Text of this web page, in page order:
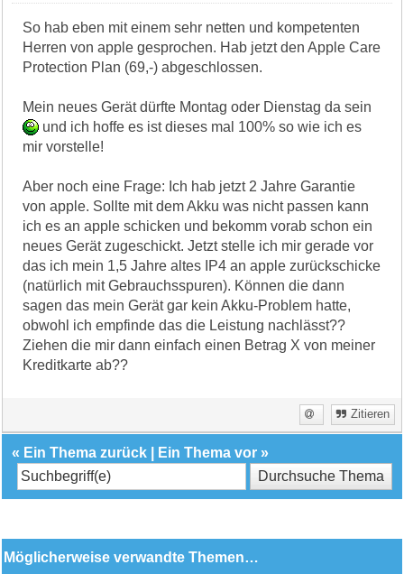
So hab eben mit einem sehr netten und kompetenten
Herren von apple gesprochen. Hab jetzt den Apple Care
Protection Plan (69,-) abgeschlossen.
Mein neues Gerät dürfte Montag oder Dienstag da sein
und ich hoffe es ist dieses mal 100% so wie ich es
mir vorstelle!
Aber noch eine Frage: Ich hab jetzt 2 Jahre Garantie
von apple. Sollte mit dem Akku was nicht passen kann
ich es an apple schicken und bekomm vorab schon ein
neues Gerät zugeschickt. Jetzt stelle ich mir gerade vor
das ich mein 1,5 Jahre altes IP4 an apple zurückschicke
(natürlich mit Gebrauchsspuren). Können die dann
sagen das mein Gerät gar kein Akku-Problem hatte,
obwohl ich empfinde das die Leistung nachlässt??
Ziehen die mir dann einfach einen Betrag X von meiner
Kreditkarte ab??
Zitieren
« Ein Thema zurück Ein Thema vor »
Möglicherweise verwandte Themen…